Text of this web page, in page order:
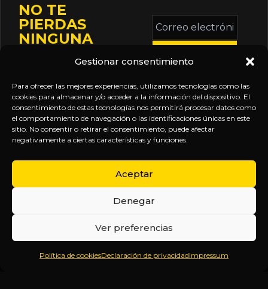
Gestionar consentimiento
Para ofrecer las mejores experiencias, utilizamos tecnologías como las
cookies para almacenar y/o acceder a la información del dispositivo. El
consentimiento de estas tecnologías nos permitirá procesar datos como
el comportamiento de navegación o las identificaciones únicas en este
sitio. No consentir o retirar el consentimiento, puede afectar
negativamente a ciertas características y funciones.
Aceptar
Denegar
Ver preferencias
Política de cookiesDeclaración de privacidadImpressum
NO TE
PIERDAS
NINGUNA
Mantente informado
sobre la agenda de
eventos, nuevas
publicaciones y
actualizaciones de tu
suscripción.
Correo
electrónico
*
Inicio
Sobre
Política
de
SÍGUENOS